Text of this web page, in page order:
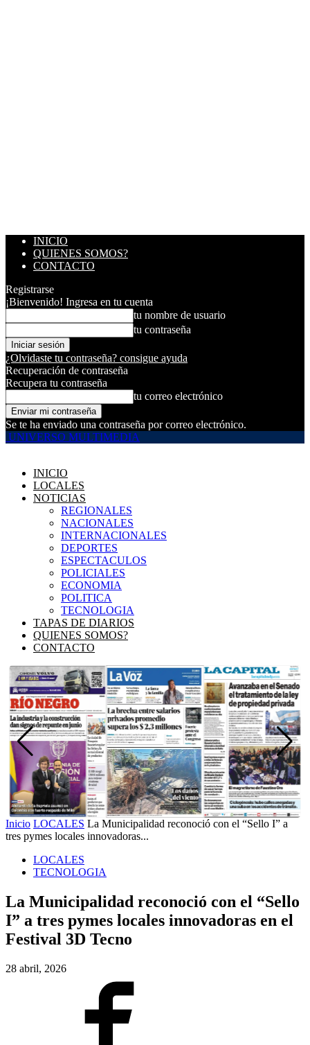
INICIO
QUIENES SOMOS?
CONTACTO
Registrarse
¡Bienvenido! Ingresa en tu cuenta
tu nombre de usuario
tu contraseña
¿Olvidaste tu contraseña? consigue ayuda
Recuperación de contraseña
Recupera tu contraseña
tu correo electrónico
Se te ha enviado una contraseña por correo electrónico.
UNIVERSO MULTIMEDIA
INICIO
LOCALES
NOTICIAS
REGIONALES
NACIONALES
INTERNACIONALES
DEPORTES
ESPECTACULOS
POLICIALES
ECONOMIA
POLITICA
TECNOLOGIA
TAPAS DE DIARIOS
QUIENES SOMOS?
CONTACTO
Inicio LOCALES La Municipalidad reconoció con el “Sello I” a
tres pymes locales innovadoras...
LOCALES
TECNOLOGIA
La Municipalidad reconoció con el “Sello
I” a tres pymes locales innovadoras en el
Festival 3D Tecno
28 abril, 2026